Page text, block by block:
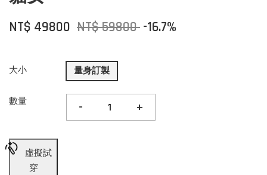
NT$ 49800 NT$ 59800 -16.7%
大小 量身訂製
數量 - +
虛擬試
穿